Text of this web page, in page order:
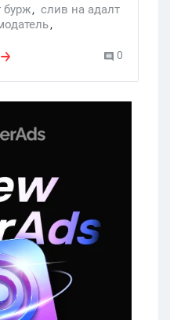
познакомимся
и условиями,
Partners.
бурж, слив на адалт
,
0